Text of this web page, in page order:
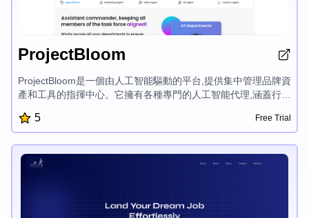
ProjectBloom
ProjectBloom是一個由人工智能驅動的平台,提供集中管理品牌資
產和工具的指揮中心。它擁有各種專門的人工智能代理,涵蓋行
務,並在各部門保持品牌一致性。
5 Free Trial